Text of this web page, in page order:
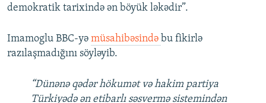
demokratik tarixində ən böyük ləkədir”.
Imamoglu BBC-yə müsahibəsində bu fikirlə
razılaşmadığını söyləyib.
“Dünənə qədər hökumət və hakim partiya
Türkiyədə ən etibarlı səsvermə sistemindən